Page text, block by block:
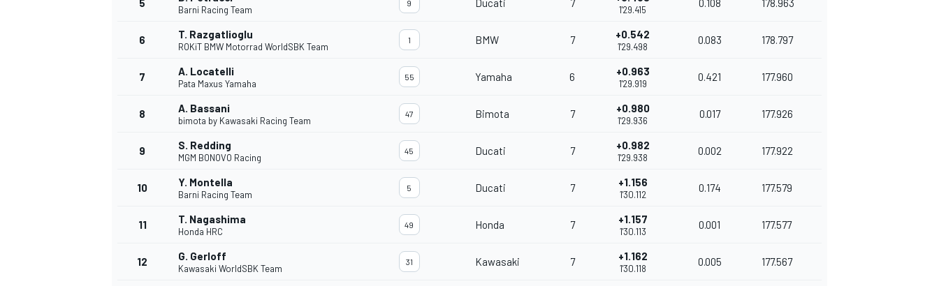
MONOPOSTO
5
Barni Racing Team
9 Ducati 7
1'29.415
0.108 178.963
6 T. Razgatlioglu
ROKiT BMW Motorrad WorldSBK Team
1 BMW 7 +0.542
1'29.498
0.083 178.797
7 A. Locatelli
Pata Maxus Yamaha
55 Yamaha 6 +0.963
1'29.919
0.421 177.960
8 A. Bassani
bimota by Kawasaki Racing Team
47 Bimota 7 +0.980
1'29.936
0.017 177.926
9 S. Redding
MGM BONOVO Racing
45 Ducati 7 +0.982
1'29.938
0.002 177.922
10 Y. Montella
Barni Racing Team
5 Ducati 7 +1.156
1'30.112
0.174 177.579
11 T. Nagashima
Honda HRC
49 Honda 7 +1.157
1'30.113
0.001 177.577
12 G. Gerloff
Kawasaki WorldSBK Team
31 Kawasaki 7 +1.162
1'30.118
0.005 177.567